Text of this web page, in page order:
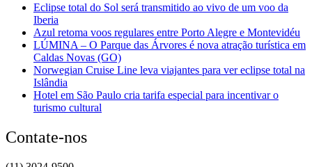
Eclipse total do Sol será transmitido ao vivo de um voo da
Iberia
Azul retoma voos regulares entre Porto Alegre e Montevidéu
LÚMINA – O Parque das Árvores é nova atração turística em
Caldas Novas (GO)
Norwegian Cruise Line leva viajantes para ver eclipse total na
Islândia
Hotel em São Paulo cria tarifa especial para incentivar o
turismo cultural
Contate-nos